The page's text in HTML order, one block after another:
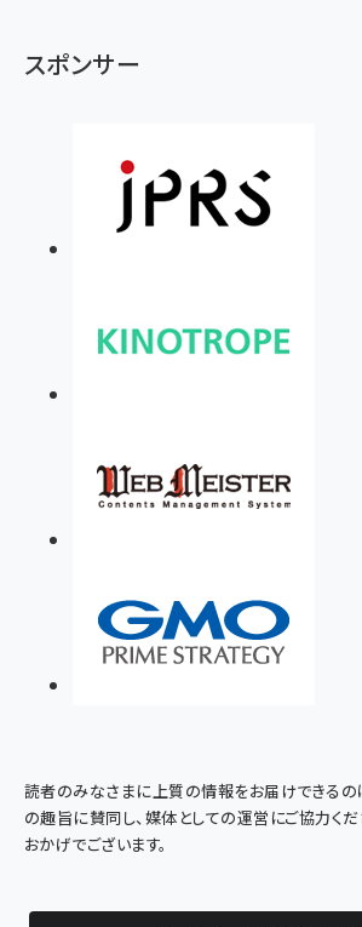
スポンサー
読者のみなさまに上質の情報をお届けできる
の趣旨に賛同し、媒体としての運営にご協力く
おかげでございます。